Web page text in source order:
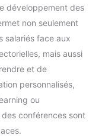
développement des
non seulement
salariés face aux
mais aussi
et de
personnalisés,
ou
conférences sont